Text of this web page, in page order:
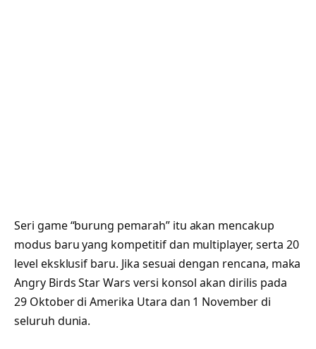
Seri game “burung pemarah” itu akan mencakup
modus baru yang kompetitif dan multiplayer, serta 20
level eksklusif baru. Jika sesuai dengan rencana, maka
Angry Birds Star Wars versi konsol akan dirilis pada
29 Oktober di Amerika Utara dan 1 November di
seluruh dunia.